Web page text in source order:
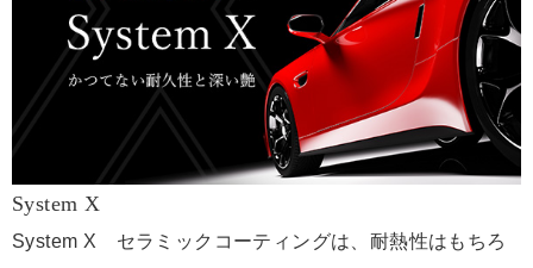
System X
System X セラミックコーティングは、耐熱性はもちろ